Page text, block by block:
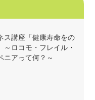
ス講座「健康寿命をの
～ロコモ・フレイル・
ニアって何？～